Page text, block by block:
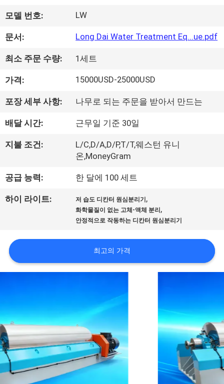
VR
쇼
우
리
에
관
것
투
어
품
질
관
리
모델 번호: LW
문서: Long Dai Water Treatment Eq...ue.pdf
최소 주문 수량: 1세트
가격: 15000USD-25000USD
포장 세부 사항: 나무로 되는 주문을 받아서 만드는
배달 시간: 근무일 기준 30일
지불 조건:
L/C,D/A,D/P,T/T,웨스턴 유니
온,MoneyGram
공급 능력: 한 달에 100 세트
하이 라이트: 저 습도 디칸터 원심분리기 ,
화학물질이 없는 고체-액체 분리 ,
안정적으로 작동하는 디칸터 원심분리기
최고의 가격